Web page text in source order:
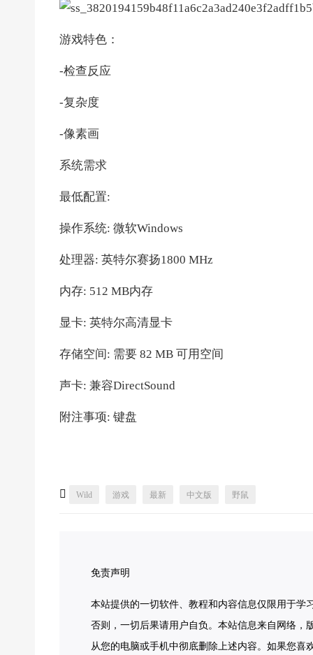
游戏特色：
-检查反应
-复杂度
-像素画
系统需求
最低配置:
操作系统: 微软Windows
处理器: 英特尔赛扬1800 MHz
内存: 512 MB内存
显卡: 英特尔高清显卡
存储空间: 需要 82 MB 可用空间
声卡: 兼容DirectSound
附注事项: 键盘
 Wild 游戏 最新 中文版 野鼠
免责声明
本站提供的一切软件、教程和内容信息仅限用于学
否则，一切后果请用户自负。本站信息来自网络，
从您的电脑或手机中彻底删除上述内容。如果您